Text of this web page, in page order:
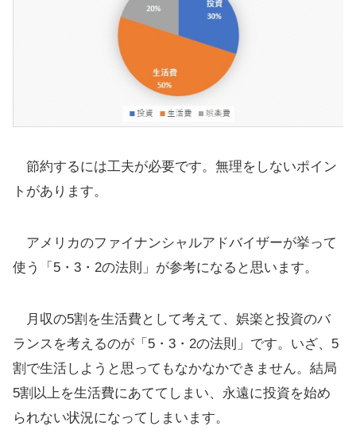
節約するには工夫が必要です。無理をしないポイン
トがあります。
アメリカのファイナンシャルアドバイザーが挙って
使う「5・3・2の法則」が参考になると思います。
月収の5割を生活費として考えて、娯楽と投資のバ
ランスを考えるのが「5・3・2の法則」です。いざ、5
割で生活しようと思ってもなかなかできません。結局
5割以上を生活費にあててしまい、永遠に投資を始め
られない状況になってしまいます。